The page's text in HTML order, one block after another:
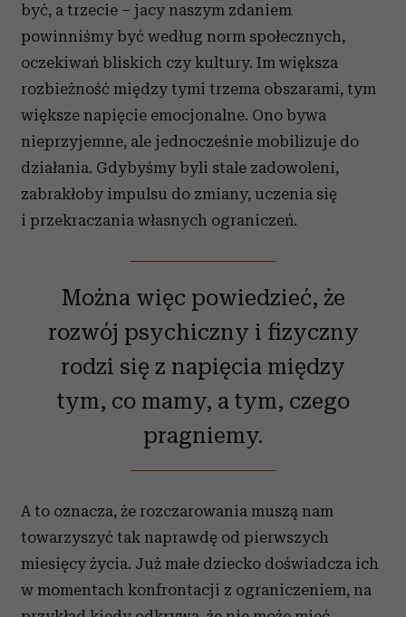
być, a trzecie – jacy naszym zdaniem
powinniśmy być według norm społecznych,
oczekiwań bliskich czy kultury. Im większa
rozbieżność między tymi trzema obszarami, tym
większe napięcie emocjonalne. Ono bywa
nieprzyjemne, ale jednocześnie mobilizuje do
działania. Gdybyśmy byli stale zadowoleni,
zabrakłoby impulsu do zmiany, uczenia się
i przekraczania własnych ograniczeń.
Można więc powiedzieć, że
rozwój psychiczny i fizyczny
rodzi się z napięcia między
tym, co mamy, a tym, czego
pragniemy.
A to oznacza, że rozczarowania muszą nam
towarzyszyć tak naprawdę od pierwszych
miesięcy życia. Już małe dziecko doświadcza ich
w momentach konfrontacji z ograniczeniem, na